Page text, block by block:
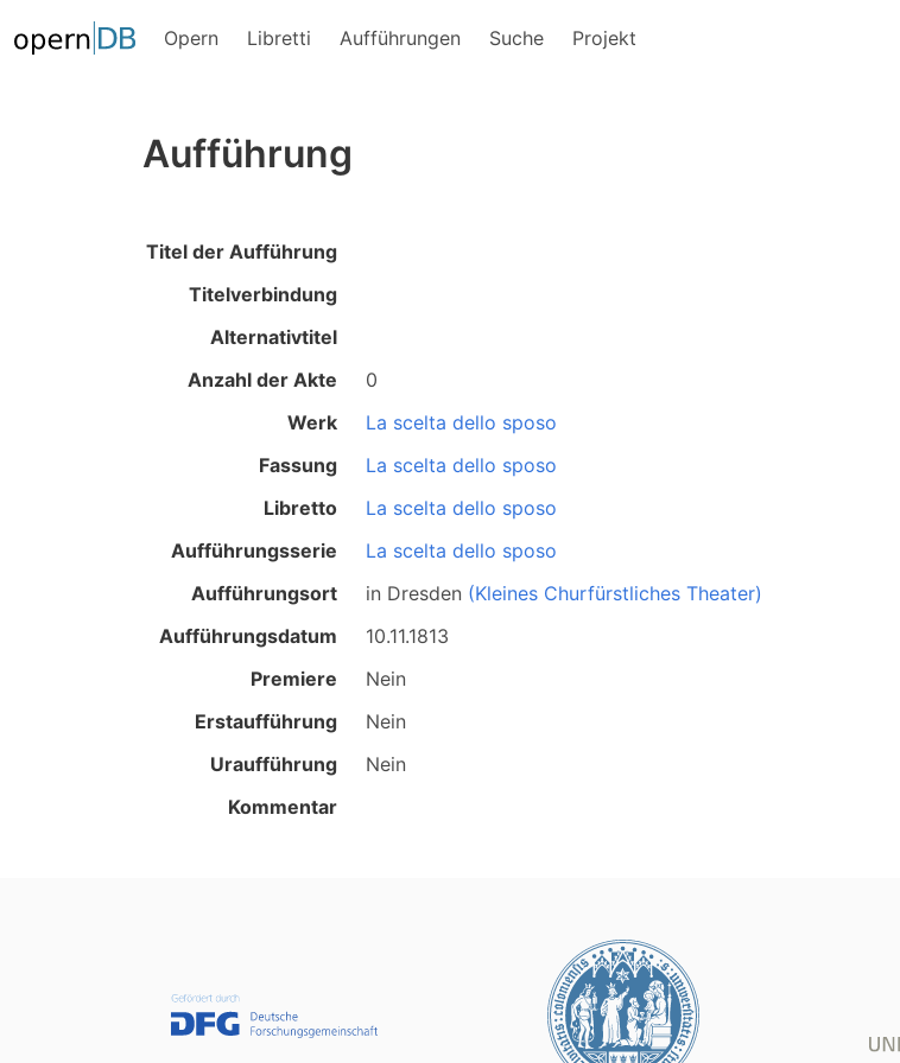
Opern Libretti Aufführungen Suche Projekt
Aufführung
Titel der Aufführung
Titelverbindung
Alternativtitel
Anzahl der Akte
0
Werk
La scelta dello sposo
Fassung
La scelta dello sposo
Libretto
La scelta dello sposo
Aufführungsserie
La scelta dello sposo
Aufführungsort
in Dresden (Kleines Churfürstliches Theater)
Aufführungsdatum
10.11.1813
Premiere
Nein
Erstaufführung
Nein
Uraufführung
Nein
Kommentar